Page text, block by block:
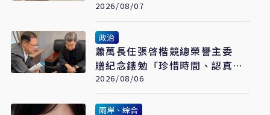
大雨
2026/08/07
政治
蕭萬長任張啓楷競總榮譽主委
贈紀念錶勉「珍惜時間、認真打
拚」
2026/08/06
兩岸、綜合